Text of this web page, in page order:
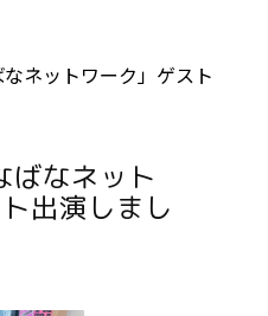
ネットワーク」ゲスト
ばなネット
出演しまし